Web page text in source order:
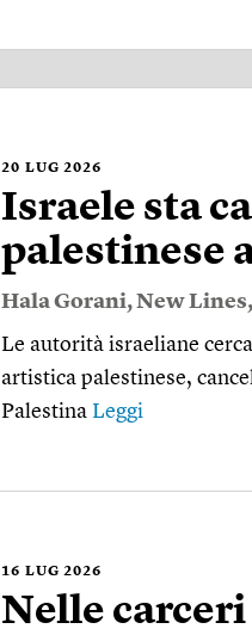
20 LUG 2026
Israele sta
palestinese
Hala Gorani,New Lines,
Le autorità israeliane
artistica palestinese,
Palestina Leggi
16 LUG 2026
Nelle